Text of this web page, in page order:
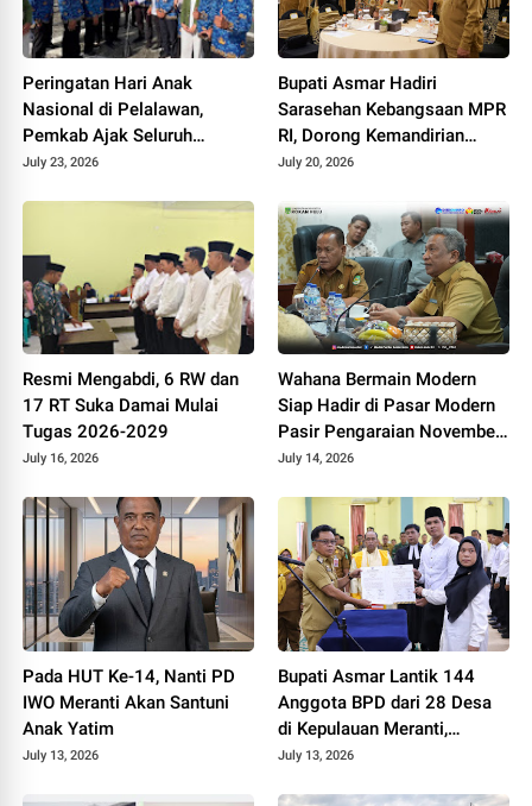
Peringatan Hari Anak
Nasional di Pelalawan,
Pemkab Ajak Seluruh
Elemen Wujudkan Generasi
July 23, 2026
Bupati Asmar Hadiri
Sarasehan Kebangsaan MPR
RI, Dorong Kemandirian
Fiskal Daerah
July 20, 2026
Resmi Mengabdi, 6 RW dan
17 RT Suka Damai Mulai
Tugas 2026-2029
July 16, 2026
Wahana Bermain Modern
Siap Hadir di Pasar Modern
Pasir Pengaraian November
2026
July 14, 2026
Pada HUT Ke-14, Nanti PD
IWO Meranti Akan Santuni
Anak Yatim
July 13, 2026
Bupati Asmar Lantik 144
Anggota BPD dari 28 Desa
di Kepulauan Meranti,
Tekankan Integritas dan
July 13, 2026